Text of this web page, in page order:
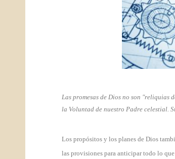
​Las promesas de Dios no son "reliquias
la Voluntad de nuestro Padre celestial.
Los propósitos y los planes de Dios
las provisiones para anticipar todo lo